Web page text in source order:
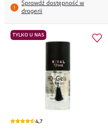
Sprawdź dostępność w
drogerii
TYLKO U NAS
4,7